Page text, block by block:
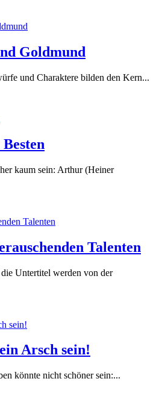
Goldmund
und Charaktere bilden den Kern...
kaum sein: Arthur (Heiner
Talenten
Untertitel werden von der
Arsch sein!
könnte nicht schöner sein:...